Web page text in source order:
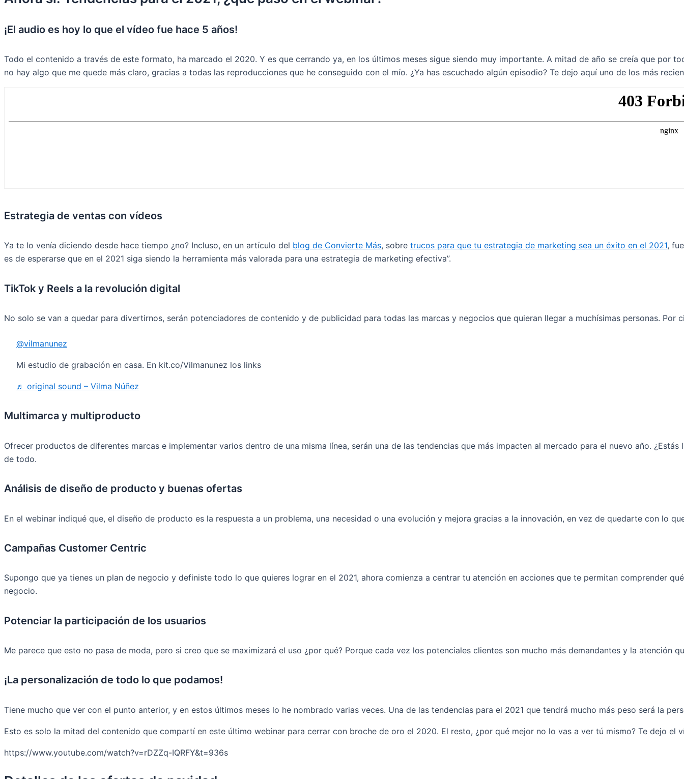
¡El audio es hoy lo que el vídeo fue hace 5 años!
Todo el contenido a través de este formato, ha marcado el 2020. Y es que cerrando ya, en los últimos meses sigue siendo muy importante. A mitad de año se creía que
no hay algo que me quede más claro, gracias a todas las reproducciones que he conseguido con el mío. ¿Ya has escuchado algún episodio? Te dejo aquí uno de los más
Estrategia de ventas con vídeos
Ya te lo venía diciendo desde hace tiempo ¿no? Incluso, en un artículo del blog de Convierte Más, sobre trucos para que tu estrategia de marketing sea un éxito en el 2021,
es de esperarse que en el 2021 siga siendo la herramienta más valorada para una estrategia de marketing efectiva”.
TikTok y Reels a la revolución digital
No solo se van a quedar para divertirnos, serán potenciadores de contenido y de publicidad para todas las marcas y negocios que quieran llegar a muchísimas personas. Por
@vilmanunez
Mi estudio de grabación en casa. En kit.co/Vilmanunez los links
♬ original sound – Vilma Núñez
Multimarca y multiproducto
Ofrecer productos de diferentes marcas e implementar varios dentro de una misma línea, serán una de las tendencias que más impacten al mercado para el nuevo año.
de todo.
Análisis de diseño de producto y buenas ofertas
En el webinar indiqué que, el diseño de producto es la respuesta a un problema, una necesidad o una evolución y mejora gracias a la innovación, en vez de quedarte con lo
Campañas Customer Centric
Supongo que ya tienes un plan de negocio y definiste todo lo que quieres lograr en el 2021, ahora comienza a centrar tu atención en acciones que te permitan comprender
negocio.
Potenciar la participación de los usuarios
Me parece que esto no pasa de moda, pero si creo que se maximizará el uso ¿por qué? Porque cada vez los potenciales clientes son mucho más demandantes y la atención
¡La personalización de todo lo que podamos!
Tiene mucho que ver con el punto anterior, y en estos últimos meses lo he nombrado varias veces. Una de las tendencias para el 2021 que tendrá mucho más peso será la
Esto es solo la mitad del contenido que compartí en este último webinar para cerrar con broche de oro el 2020. El resto, ¿por qué mejor no lo vas a ver tú mismo? Te dejo
https://www.youtube.com/watch?v=rDZZq-IQRFY&t=936s